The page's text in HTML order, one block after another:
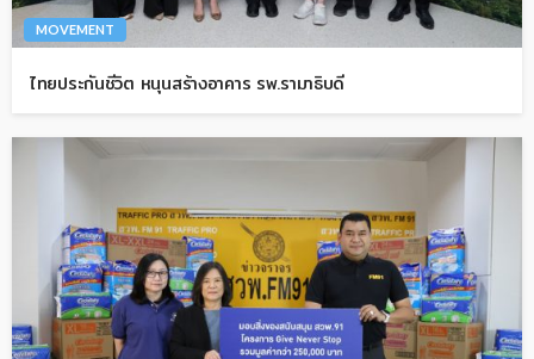
MOVEMENT
ไทยประกันชีวิต หนุนสร้างอาคาร รพ.รามาธิบดี